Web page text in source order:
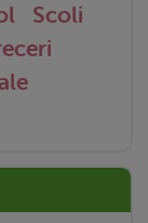
Scoli